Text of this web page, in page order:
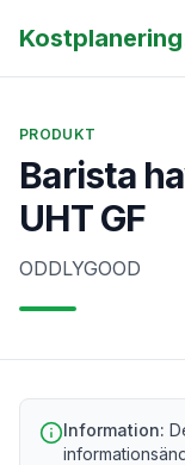
PRODUKT
Barista
UHT GF
ODDLYGOOD
Information: